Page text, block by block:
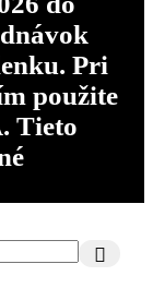
Pri
použite
Tieto